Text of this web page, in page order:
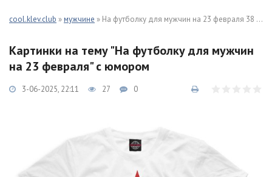
cool.klev.club »мужчине » На футболку для мужчин на 23 февраля 38 фото
Картинки на тему "На футболку для мужчин
на 23 февраля" с юмором
3-06-2025, 22:11 27 0